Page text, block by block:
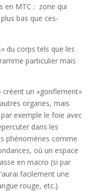
en MTC : zone qui
bas que ces-
du corps tels que les
particulier mais
créent un «gonflement»
organes, mais
exemple le foie avec
dans les
phénomènes comme
où un espace
en macro (si par
facilement une
rouge, etc.).